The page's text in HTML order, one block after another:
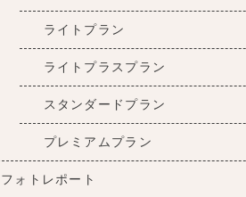
ライトプラン
ライトプラスプラン
スタンダードプラン
プレミアムプラン
フォトレポート